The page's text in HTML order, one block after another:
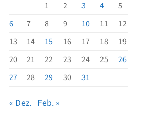
1
2 3 4
5
6
7 8 9 10 11
12
13
14 15 16 17 18
19
20
21 22 23 24 25
26
27
28 29 30 31
« Dez. Feb. »